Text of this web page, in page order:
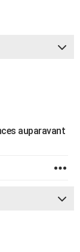
auparavant